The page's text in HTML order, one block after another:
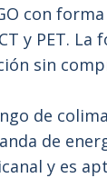
con
y PET.
sin
de
de
y es